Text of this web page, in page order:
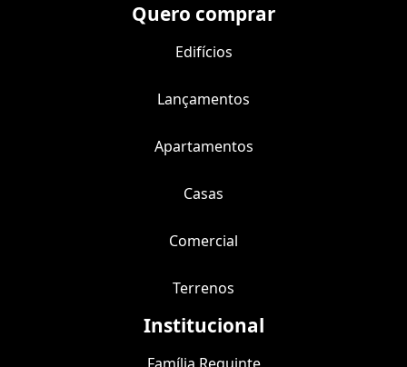
Quero comprar
Edifícios
Lançamentos
Apartamentos
Casas
Comercial
Terrenos
Institucional